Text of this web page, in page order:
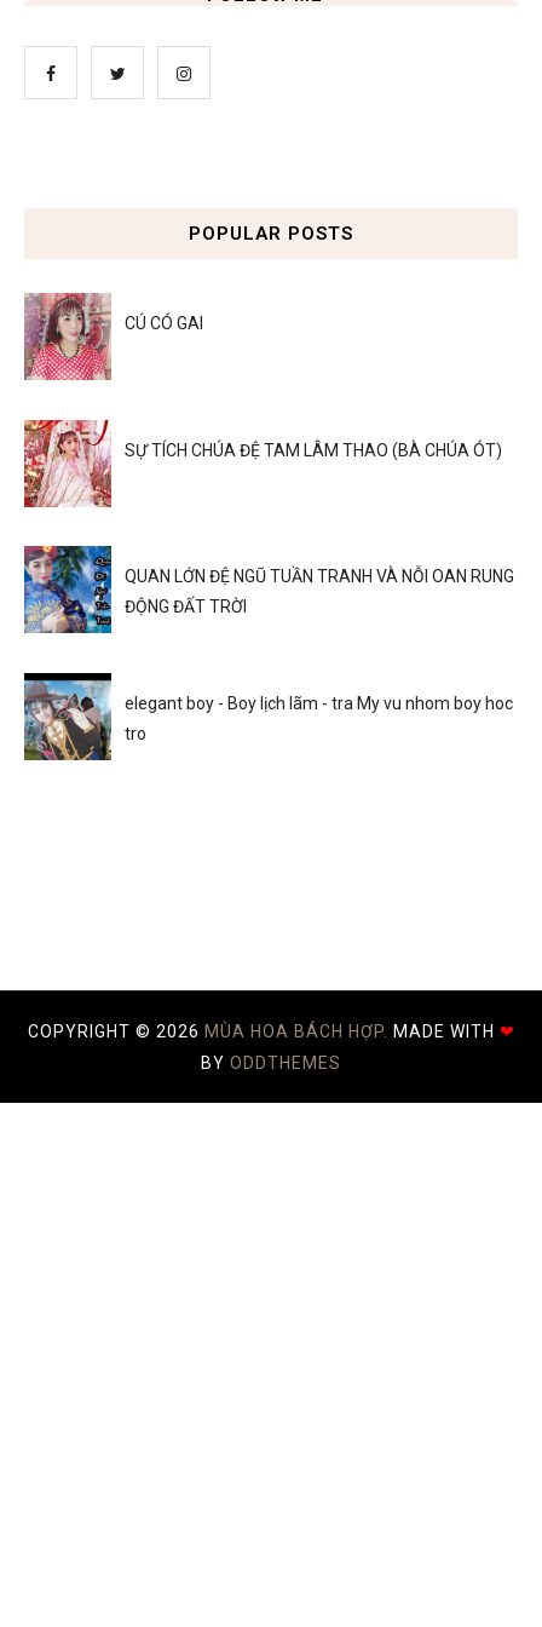
POPULAR POSTS
CÚ CÓ GAI
SỰ TÍCH CHÚA ĐỆ TAM LÂM THAO (BÀ CHÚA ÓT)
QUAN LỚN ĐỆ NGŨ TUẦN TRANH VÀ NỖI OAN RUNG
ĐỘNG ĐẤT TRỜI
elegant boy - Boy lịch lãm - tra My vu nhom boy hoc
tro
COPYRIGHT © 2026 MÙA HOA BÁCH HỢP. MADE WITH ❤
BY ODDTHEMES